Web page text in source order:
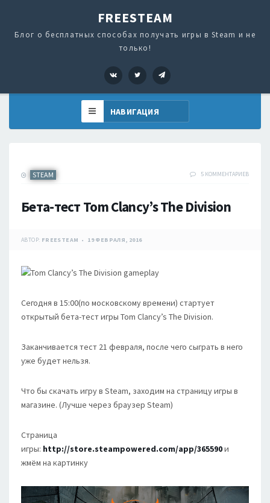
FREESTEAM
Блог о бесплатных способах получать игры в Steam и не
только!
VK Twitter
STEAM 5 КОММЕНТАРИЕВ
Бета-тест Tom Clancy’s The Division
АВТОР: FREESTEAM 19 ФЕВРАЛЯ, 2016
Сегодня в 15:00(по московскому времени) стартует
открытый бета-тест игры Tom Clancy’s The Division.
Заканчивается тест 21 февраля, после чего сыграть в него
уже будет нельзя.
Что бы скачать игру в Steam, заходим на страницу игры в
магазине. (Лучше через браузер Steam)
Страница
игры: http://store.steampowered.com/app/365590и
жмём на картинку